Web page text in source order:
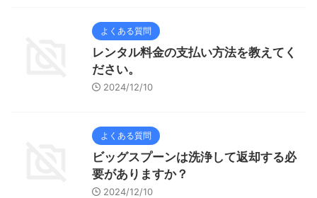
よくある質問
レンタル料金の支払い方法を教えてく
ださい。
2024/12/10
よくある質問
ビッグスプーンは洗浄して返却する必
要がありますか？
2024/12/10